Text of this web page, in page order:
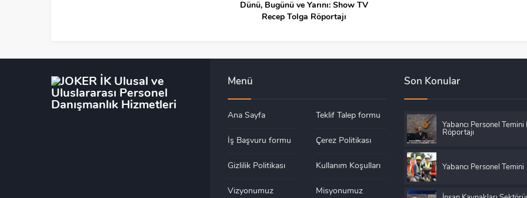
Dünü, Bugünü ve Yarını: Show TV
Recep Tolga Röportajı
Menü
Ana Sayfa Teklif Talep formu
İş Başvuru formu Çerez Politikası
Gizlilik Politikası Kullanım Koşulları
Vizyonumuz Misyonumuz
Son Konular
Yabancı Personel Temini
Röportajı
Yabancı Personel Temini